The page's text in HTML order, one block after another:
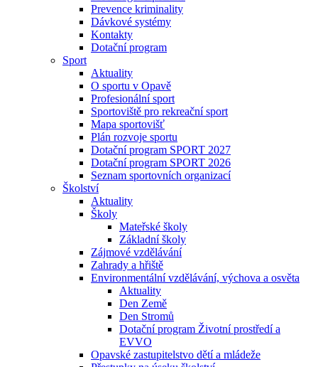
Prevence kriminality
Dávkové systémy
Kontakty
Dotační program
Sport
Aktuality
O sportu v Opavě
Profesionální sport
Sportoviště pro rekreační sport
Mapa sportovišť
Plán rozvoje sportu
Dotační program SPORT 2027
Dotační program SPORT 2026
Seznam sportovních organizací
Školství
Aktuality
Školy
Mateřské školy
Základní školy
Zájmové vzdělávání
Zahrady a hřiště
Environmentální vzdělávání, výchova a osvěta
Aktuality
Den Země
Den Stromů
Dotační program Životní prostředí a
EVVO
Opavské zastupitelstvo dětí a mládeže